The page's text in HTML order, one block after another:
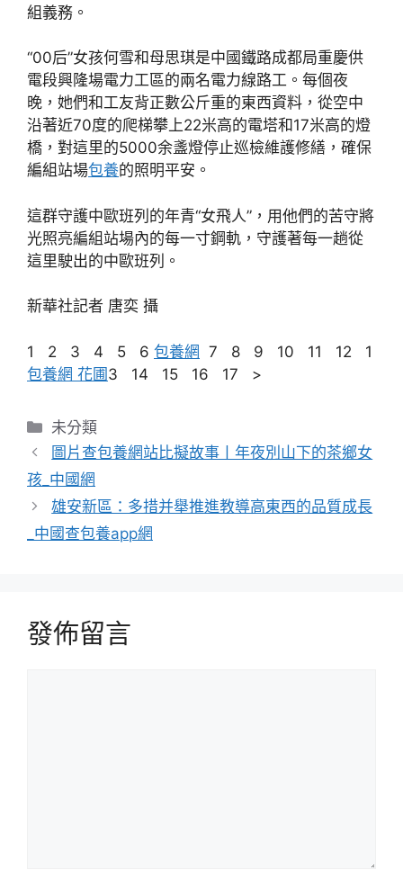
組義務。
“00后”女孩何雪和母思琪是中國鐵路成都局重慶供
電段興隆場電力工區的兩名電力線路工。每個夜
晚，她們和工友背正數公斤重的東西資料，從空中
沿著近70度的爬梯攀上22米高的電塔和17米高的燈
橋，對這里的5000余盞燈停止巡檢維護修繕，確保
編組站場包養的照明平安。
這群守護中歐班列的年青“女飛人”，用他們的苦守將
光照亮編組站場內的每一寸鋼軌，守護著每一趟從
這里駛出的中歐班列。
新華社記者 唐奕 攝
1 2 3 4 5 6 包養網 7 8 9 10 11 12 1
包養網 花圃3 14 15 16 17 >
分
類
未分類
圖片查包養網站比擬故事丨年夜別山下的茶鄉女
孩_中國網
雄安新區：多措并舉推進教導高東西的品質成長
_中國查包養app網
發佈留言